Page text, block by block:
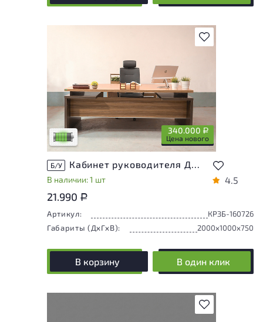
В избранное
340.000 Р
Цена нового
У товара присутствуют незначительные
следы эксплуатации, не влияющие на
удобство его использования
Низкая степень износа
Б/У
В наличии: 1 шт 4.5
21.990 Р
Артикул:
КРЗБ-160726
Габариты (ДxГxВ):
2000x1000x750
В корзину В один клик
В избранное